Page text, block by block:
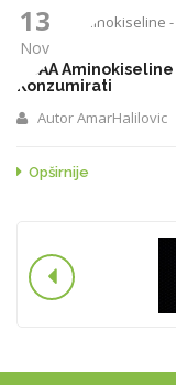
13
Nov
BCAA
Konzumirati
AutorAmarHalilovic
Opširnije